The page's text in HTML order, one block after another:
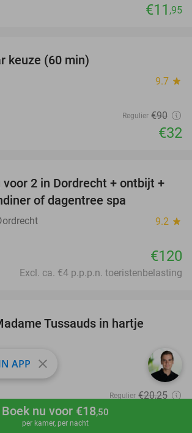
Boek nu
Boek nu voor €18,50
per kamer, per nacht
€11 ,95
keuze (60 min)
9.7 star
Regulier €90
€32
2 in Dordrecht + ontbijt +
of dagentree spa
9.2 star
€120
Excl. ca. €4 p.p.p.n. toeristenbelasting
Tussauds in hartje
Regulier €20,25
APP close